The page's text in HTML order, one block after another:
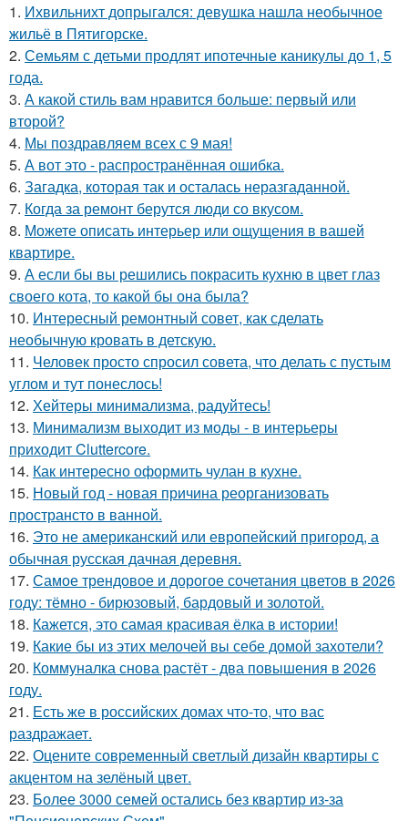
1. Ихвильнихт допрыгался: девушка нашла необычное
жильё в Пятигорске.
2. Семьям с детьми продлят ипотечные каникулы до 1, 5
года.
3. А какой стиль вам нравится больше: первый или
второй?
4. Мы поздравляем всех с 9 мая!
5. А вот это - распространённая ошибка.
6. Загадка, которая так и осталась неразгаданной.
7. Когда за ремонт берутся люди со вкусом.
8. Можете описать интерьер или ощущения в вашей
квартире.
9. А если бы вы решились покрасить кухню в цвет глаз
своего кота, то какой бы она была?
10. Интересный ремонтный совет, как сделать
необычную кровать в детскую.
11. Человек просто спросил совета, что делать с пустым
углом и тут понеслось!
12. Хейтеры минимализма, радуйтесь!
13. Минимализм выходит из моды - в интерьеры
приходит Cluttercore.
14. Как интересно оформить чулан в кухне.
15. Новый год - новая причина реорганизовать
пространсто в ванной.
16. Это не американский или европейский пригород, а
обычная русская дачная деревня.
17. Самое трендовое и дорогое сочетания цветов в 2026
году: тёмно - бирюзовый, бардовый и золотой.
18. Кажется, это самая красивая ёлка в истории!
19. Какие бы из этих мелочей вы себе домой захотели?
20. Коммуналка снова растёт - два повышения в 2026
году.
21. Есть же в российских домах что-то, что вас
раздражает.
22. Оцените современный светлый дизайн квартиры с
акцентом на зелёный цвет.
23. Более 3000 семей остались без квартир из-за